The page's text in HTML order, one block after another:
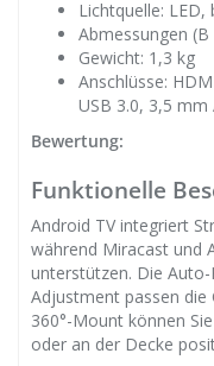
Lichtquelle:
Abmessungen
Gewicht: 1,3 kg
Anschlüsse:
USB 3.0, 3,5
Bewertung:
Funktionelle
Android TV integriert
während Miracast und
unterstützen. Die
Adjustment passen die
360°-Mount können
oder an der Decke